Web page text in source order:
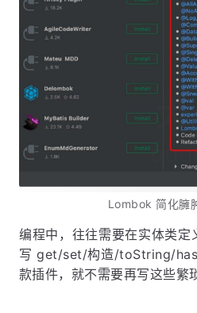
Lombok 简化臃
编程中，往往需要在实体类
写 get/set/构造/toString/
款插件，就不需要再写这些繁